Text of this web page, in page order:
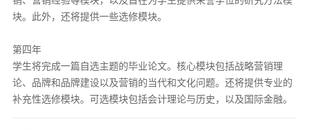
块。此外，还将提供一些选修模块。
第四年
学生将完成一篇自选主题的毕业论文。核心模块包括战略营销理
论、品牌和品牌建设以及营销的当代和文化问题。还将提供专业的
补充性选修模块。可选模块包括会计理论与历史，以及国际金融。